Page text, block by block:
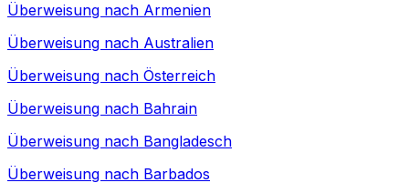
Überweisung nach Armenien
Überweisung nach Australien
Überweisung nach Österreich
Überweisung nach Bahrain
Überweisung nach Bangladesch
Überweisung nach Barbados